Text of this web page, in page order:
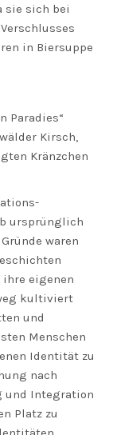
sie sich bei
in Biersuppe
Paradies“
Kirsch,
Kränzchen
ursprünglich
waren
eigenen
kultiviert
und
Menschen
Identität zu
nach
und Integration
Platz zu